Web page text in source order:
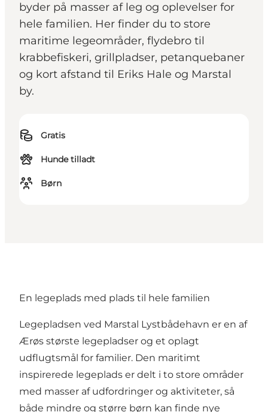
byder på masser af leg og oplevelser for
hele familien. Her finder du to store
maritime legeområder, flydebro til
krabbefiskeri, grillpladser, petanquebaner
og kort afstand til Eriks Hale og Marstal
by.
Gratis
Hunde tilladt
Børn
En legeplads med plads til hele familien
Legepladsen ved Marstal Lystbådehavn er en af
Ærøs største legepladser og et oplagt
udflugtsmål for familier. Den maritimt
inspirerede legeplads er delt i to store områder
med masser af udfordringer og aktiviteter, så
både mindre og større børn kan finde nye